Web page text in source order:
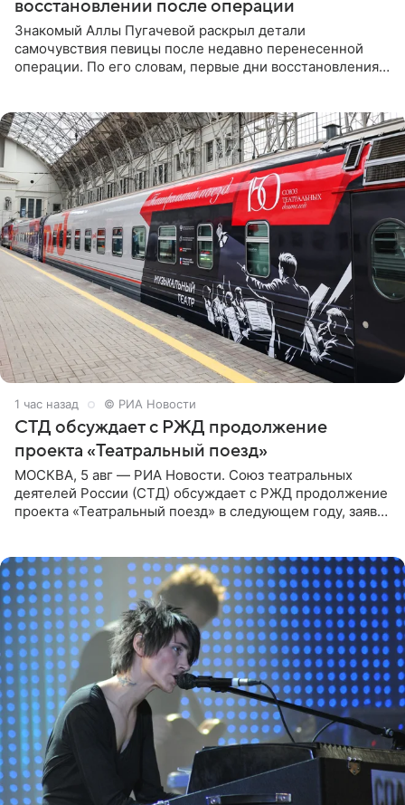
восстановлении после операции
Знакомый Аллы Пугачевой раскрыл детали
самочувствия певицы после недавно перенесенной
операции. По его словам, первые дни восстановления
1 час назад © РИА Новости
СТД обсуждает с РЖД продолжение
проекта «Театральный поезд»
МОСКВА, 5 авг — РИА Новости. Союз театральных
деятелей России (СТД) обсуждает с РЖД продолжение
проекта «Театральный поезд» в следующем году, заявил